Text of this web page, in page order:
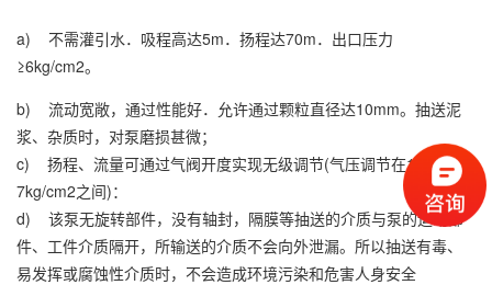
a) 不需灌引水．吸程高达5m．扬程达70m．出口压力
≥6kg/cm2。
b) 流动宽敞，通过性能好．允许通过颗粒直径达10mm。抽送泥
浆、杂质时，对泵磨损甚微；
c) 扬程、流量可通过气阀开度实现无级调节(气压调节在1—
7kg/cm2之间)：
d) 该泵无旋转部件，没有轴封，隔膜等抽送的介质与泵的运动部
件、工件介质隔开，所输送的介质不会向外泄漏。所以抽送有毒、
易发挥或腐蚀性介质时，不会造成环境污染和危害人身安全